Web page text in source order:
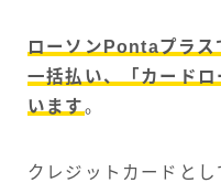
ローソンPontaプラス
一括払い、「カード
います。
クレジットカードと